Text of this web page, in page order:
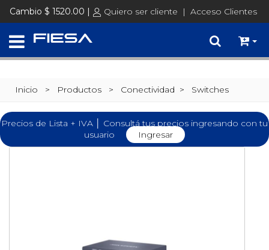
Cambio $ 1520.00 | Quiero ser cliente | Acceso Clientes
Inicio > Productos > Conectividad > Switches
Precios de Lista + IVA │ Consultá tus precios ingresando con tu
usuario
Ingresar